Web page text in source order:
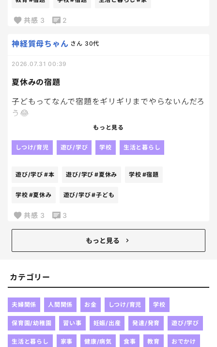
毎日荷物開けないパターンね！？笑
良いんだけどね！！
なんでも再確認は大事！！
共感 3 2
夏休みの宿題
神経質母ちゃん さん 30代
2026.07.31 00:39
子どもってなんで宿題をギリギリまでやらないんだろ
う😂
思うんだけど、
んだけど😂
みんなのお子さんはコツコツやるタイプ？
それとも最後に追い込むタイプ？
もっと見る
しつけ/育児 遊び/学び 学校 生活と暮らし
遊び/学び #本 遊び/学び #夏休み 学校 #宿題
学校 #夏休み 遊び/学び#子ども
共感 3 3
もっと見る
カテゴリー
夫婦関係 人間関係 お金 しつけ/育児 学校
保育園/幼稚園 習い事 妊娠/出産 発達/発育 遊び/学び
生活と暮らし 家事 健康/病気 食事 教育 おでかけ